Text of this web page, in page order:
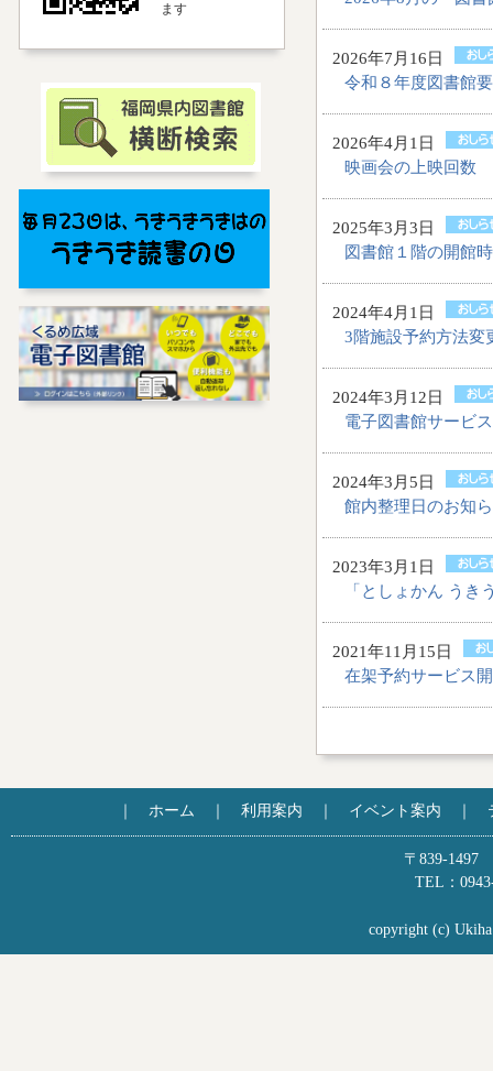
ます
2026年7月16日
令和８年度図書館
2026年4月1日
映画会の上映回数
2025年3月3日
図書館１階の開館
2024年4月1日
3階施設予約方法変
2024年3月12日
電子図書館サービ
2024年3月5日
館内整理日のお知
2023年3月1日
「としょかん うき
2021年11月15日
在架予約サービス
ホーム 利用案内 イベント案内
〒839-1497
TEL：
copyright (c)